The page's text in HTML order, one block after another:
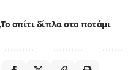
Το σπίτι δίπλα στο ποτάμι